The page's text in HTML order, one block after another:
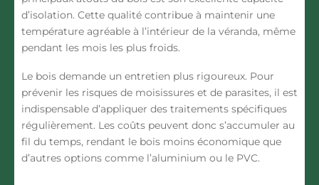
d’isolation. Cette qualité contribue à maintenir une
température agréable à l’intérieur de la véranda, même
pendant les mois les plus froids.
Le bois demande un entretien plus rigoureux. Pour
prévenir les risques de moisissures et de parasites, il est
indispensable d’appliquer des traitements spécifiques
régulièrement. Les coûts peuvent donc s’accumuler au
fil du temps, rendant le bois moins économique que
d’autres options comme l’aluminium ou le PVC.